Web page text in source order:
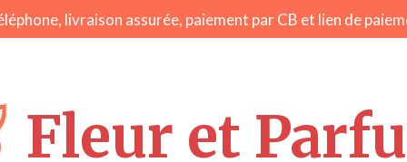
livraison assurée, paiement par CB et lien de
Fleur et